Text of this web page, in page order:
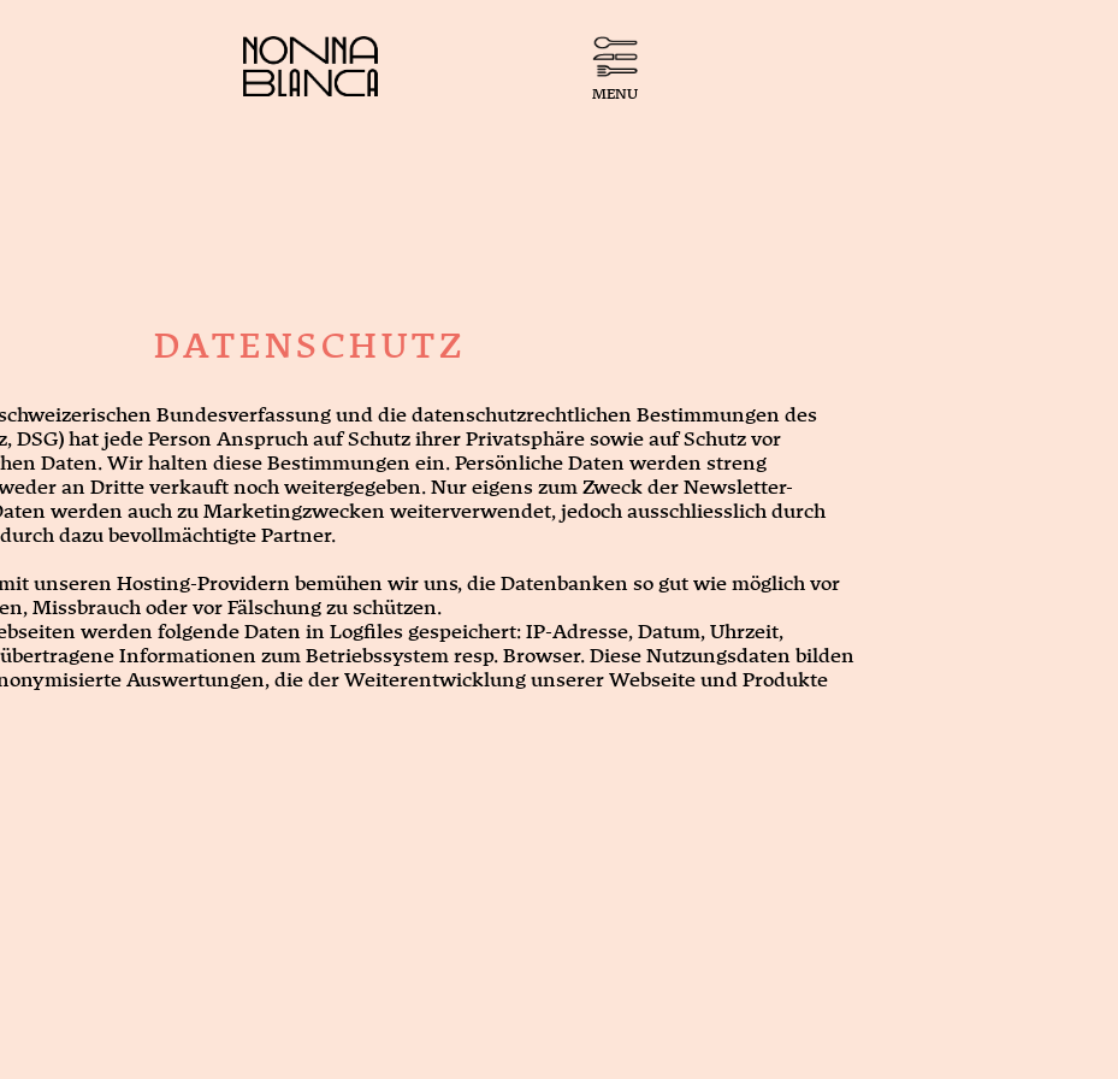
MENU
DATENSCHUTZ
Bundesverfassung und die datenschutzrechtlichen Bestimmungen des
DSG) hat jede Person Anspruch auf Schutz ihrer Privatsphäre sowie auf Schutz vor
Daten. Wir halten diese Bestimmungen ein. Persönliche Daten werden streng
an Dritte verkauft noch weitergegeben. Nur eigens zum Zweck der Newsletter-
werden auch zu Marketingzwecken weiterverwendet, jedoch ausschliesslich durch
dazu bevollmächtigte Partner.
unseren Hosting-Providern bemühen wir uns, die Datenbanken so gut wie möglich vor
Missbrauch oder vor Fälschung zu schützen.
werden folgende Daten in Logfiles gespeichert: IP-Adresse, Datum, Uhrzeit,
Informationen zum Betriebssystem resp. Browser. Diese Nutzungsdaten bilden
Auswertungen, die der Weiterentwicklung unserer Webseite und Produkte